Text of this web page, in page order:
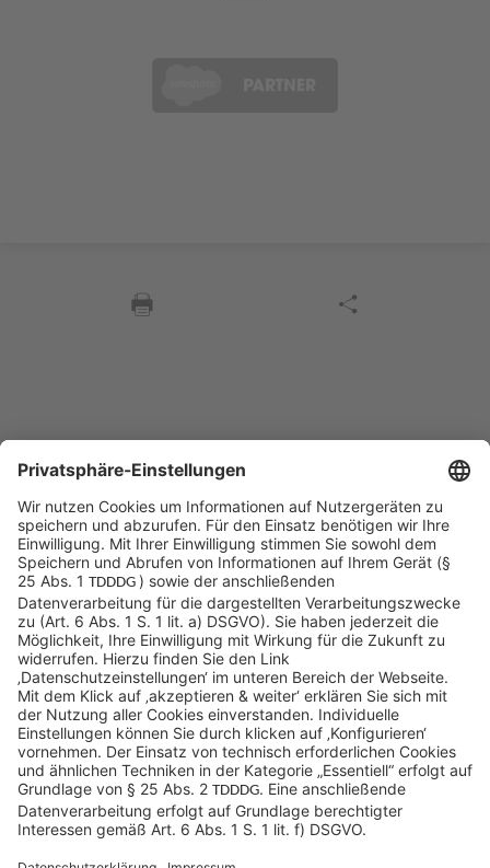
Sycor Kontakt
info@sycor.de
+49 551 490 0
©SYCOR GmbH
Impressum
Datenschutz
Cookies & Tracking